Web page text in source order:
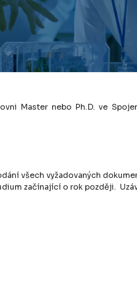
Master nebo Ph.D. ve
všech vyžadovaných
začínající o rok později.